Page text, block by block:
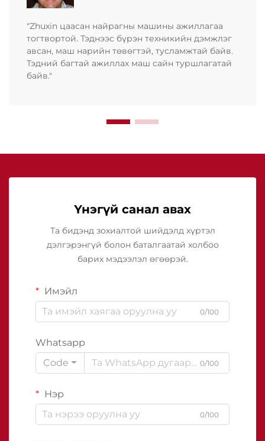
"Zhuxin цаасан найрагны машины ажиллагаа
тогтвортой. Тэднээс бүрэн техникийн дэмжлэг
авсан, маш нарийн төвөгтэй, тусламжтай байв.
Тэдний багтай ажиллах маш сайн туршлагатай
байв."
Үнэгүй санал авах
Та бидэнд зохиалтой шийдэлд хүртэл
дэлгэрэнгүй болон баталгаатай холбоо
барих мэдээлэл өгөөрэй.
Имэйл
0/100
Whatsapp
Code
0/100
Нэр
0/100